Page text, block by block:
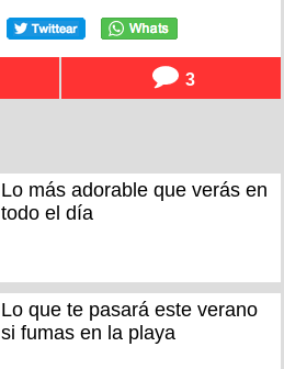
3
Lo más adorable que verás en
todo el día
Lo que te pasará este verano
si fumas en la playa